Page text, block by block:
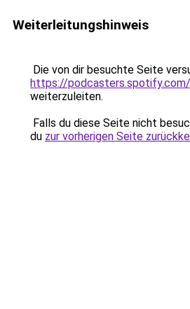
Weiterleitungshinweis
Die von dir besuchte Seite
https://
weiterzuleiten.
Falls du diese Seite nicht
du zur vorherigen Seite